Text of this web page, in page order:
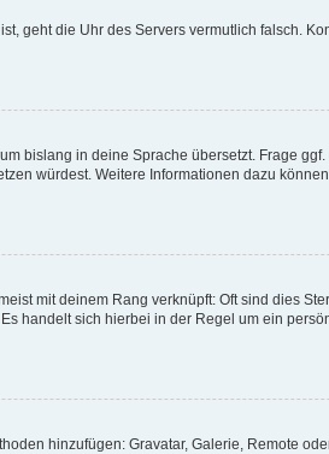
geht die Uhr des Servers vermutlich falsch.
bislang in deine Sprache übersetzt. Frage
würdest. Weitere Informationen dazu
mit deinem Rang verknüpft: Oft sind dies
handelt sich hierbei in der Regel um ein
hinzufügen: Gravatar, Galerie, Remote